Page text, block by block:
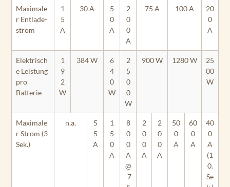
Maximale
r Entlade­
strom
1
5
A
30 A
5
0
A
2
0
0
A
75 A 100 A
20
0
A
Elektrisch
e Leistung
pro
Batterie
1
9
2
W
384 W
6
4
0
W
2
5
0
0
W
900 W 1280 W
25
00
W
Maximale
r Strom (3
Sek.)
n.a.
5
5
A
1
5
0
A
8
0
0
A
@
-7
2
0
0
A
2
0
0
A
50
0
A
60
0
A
40
0
A
(1
0.
Se